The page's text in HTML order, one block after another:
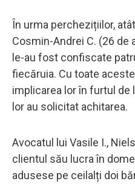
În urma perchezițiilor,
Cosmin-Andrei C. (26 de
le-au fost confiscate
fiecăruia. Cu toate
implicarea lor în furtul de
lor au solicitat achitarea.
Avocatul lui Vasile I.,
clientul său lucra în
adusese pe ceilalți doi